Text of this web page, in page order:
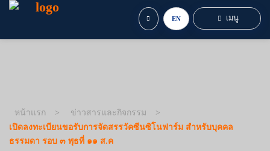
EN เมนู
หน้าแรก
ข่าวสารและกิจกรรม
เปิดลงทะเบียนขอรับการจัดสรรวัคซีนซิโนฟาร์ม สำหรับบุคคล
ธรรมดา รอบ ๓ พุธที่ ๑๑ ส.ค